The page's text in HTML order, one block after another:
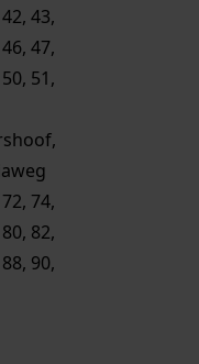
43,
47,
51,
74,
82,
90,